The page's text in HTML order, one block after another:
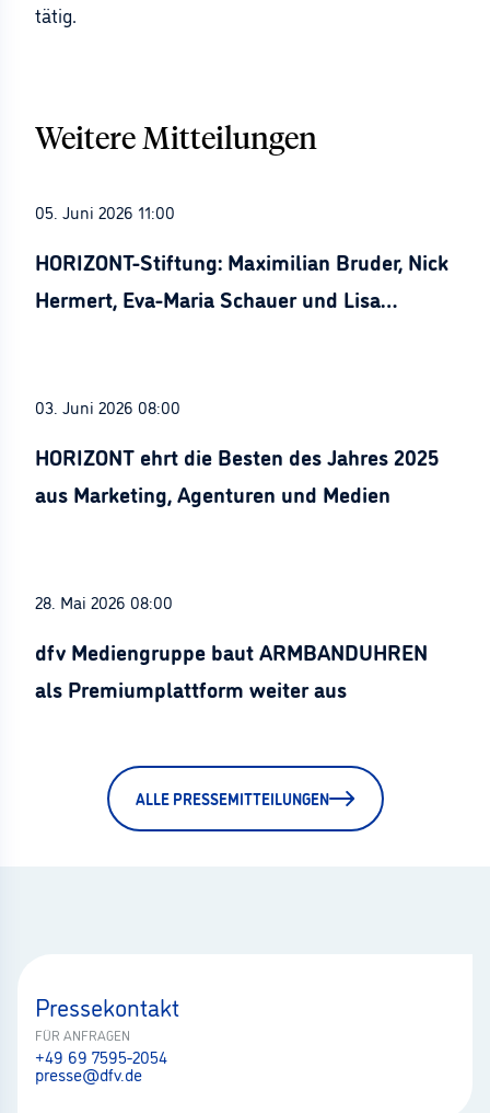
tätig.
Weitere Mitteilungen
05. Juni 2026 11:00
HORIZONT-Stiftung: Maximilian Bruder, Nick
Hermert, Eva-Maria Schauer und Lisa
03. Juni 2026 08:00
HORIZONT ehrt die Besten des Jahres 2025
aus Marketing, Agenturen und Medien
28. Mai 2026 08:00
dfv Mediengruppe baut ARMBANDUHREN
als Premiumplattform weiter aus
ALLE PRESSEMITTEILUNGEN
Pressekontakt
FÜR ANFRAGEN
+49 69 7595-2054
presse@dfv.de